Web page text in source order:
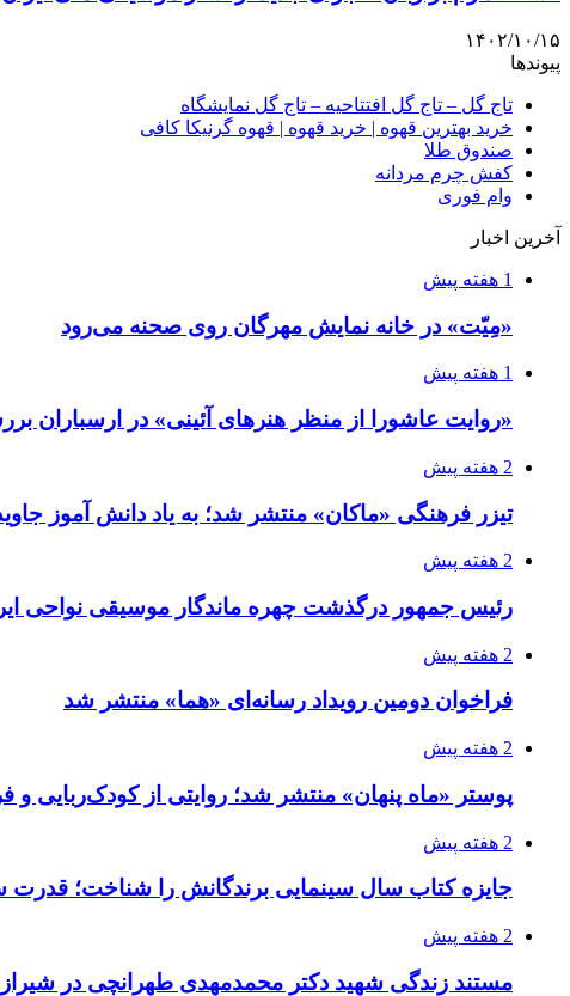
۱۴۰۲/۱۰/۱۵
پیوندها
تاج گل – تاج گل افتتاحیه – تاج گل نمایشگاه
خرید بهترین قهوه | خرید قهوه | قهوه گرنیکا کافی
صندوق طلا
کفش چرم مردانه
وام فوری
آخرین اخبار
1 هفته پیش
«مِیّت» در خانه نمایش مهرگان روی صحنه می‌رود
1 هفته پیش
«روایت عاشورا از منظر هنرهای آئینی» در ارسباران
2 هفته پیش
تیزر فرهنگی «ماکان» منتشر شد؛ به یاد دانش آموز
2 هفته پیش
رئیس جمهور درگذشت چهره ماندگار موسیقی نواحی
2 هفته پیش
فراخوان دومین رویداد رسانه‌ای «هما» منتشر شد
2 هفته پیش
پوستر «ماه پنهان» منتشر شد؛ روایتی از کودک‌ربایی و
2 هفته پیش
جایزه کتاب سال سینمایی برندگانش را شناخت؛ قدرت
2 هفته پیش
مستند زندگی شهید دکتر محمدمهدی طهرانچی در